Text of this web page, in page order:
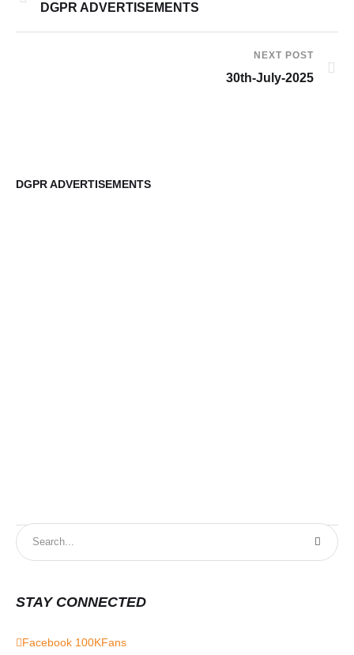
DGPR ADVERTISEMENTS
NEXT POST
30th-July-2025
DGPR ADVERTISEMENTS
STAY CONNECTED
Facebook 100KFans